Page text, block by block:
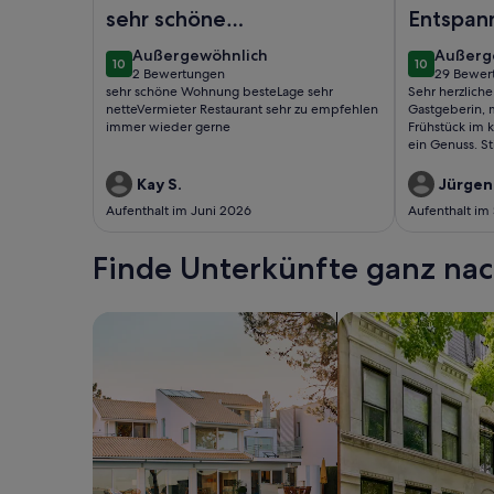
sehr schöne
Wohnung
besteLage sehr
netteVermieter ...
1010 von 10
Außergewöhnlich
außergewöhnlich
2 Bewertungen
(2
bewertungen)
sehr schöne Wohnung besteLage sehr
netteVermieter Restaurant sehr zu empfehlen
immer wieder gerne
Kay S.
Aufenthalt im Juni 2026
1010 von 10
29
(29
Sehr
Gastgeberin,
Frühstück im
ein Genuss.
gut für
viele schöne
Jürgen
Aufenthalt im
Finde Unterkünfte ganz
Suche nach Ferienhäusern Suche nach